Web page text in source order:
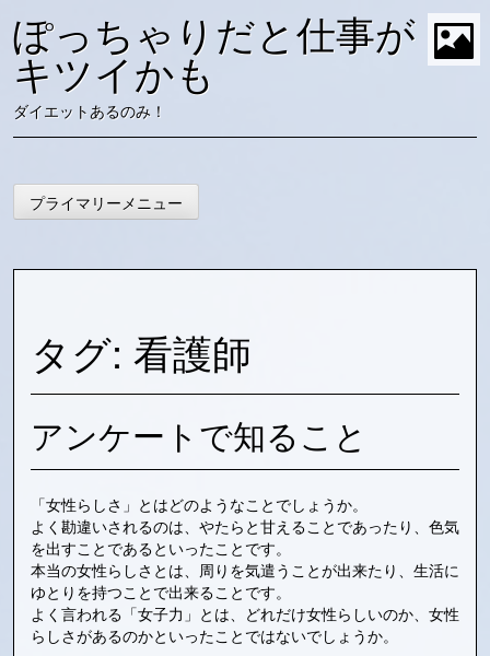
ン
ス
ッ
ぽっちゃりだと仕事が
キツイかも
ダイエットあるのみ！
プライマリーメニュー
タグ: 看護師
アンケートで知ること
「女性らしさ」とはどのようなことでしょうか。
よく勘違いされるのは、やたらと甘えることであったり、色気
を出すことであるといったことです。
本当の女性らしさとは、周りを気遣うことが出来たり、生活に
ゆとりを持つことで出来ることです。
よく言われる「女子力」とは、どれだけ女性らしいのか、女性
らしさがあるのかといったことではないでしょうか。